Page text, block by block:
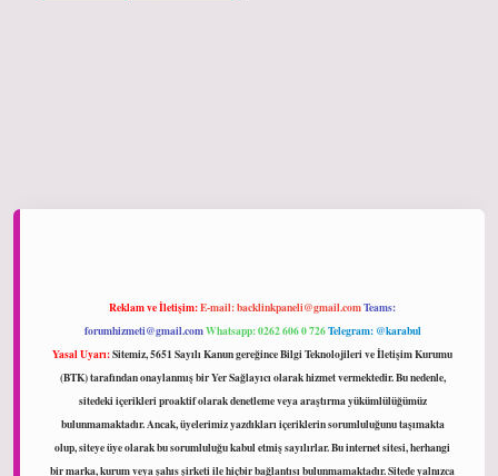
Reklam ve İletişim:E-mail:backlinkpaneli@gmail.comTeams:
forumhizmeti@gmail.comWhatsapp: 0262 606 0 726Telegram: @karabul
Yasal Uyarı:Sitemiz, 5651 Sayılı Kanun gereğince Bilgi Teknolojileri ve İletişim Kurumu
(BTK) tarafından onaylanmış bir Yer Sağlayıcı olarak hizmet vermektedir. Bu nedenle,
sitedeki içerikleri proaktif olarak denetleme veya araştırma yükümlülüğümüz
bulunmamaktadır. Ancak, üyelerimiz yazdıkları içeriklerin sorumluluğunu taşımakta
olup, siteye üye olarak bu sorumluluğu kabul etmiş sayılırlar. Bu internet sitesi, herhangi
bir marka, kurum veya şahıs şirketi ile hiçbir bağlantısı bulunmamaktadır. Sitede yalnızca